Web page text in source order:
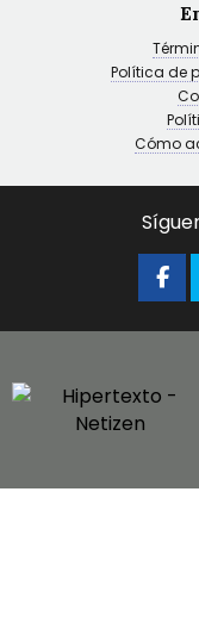
Política de
Cómo